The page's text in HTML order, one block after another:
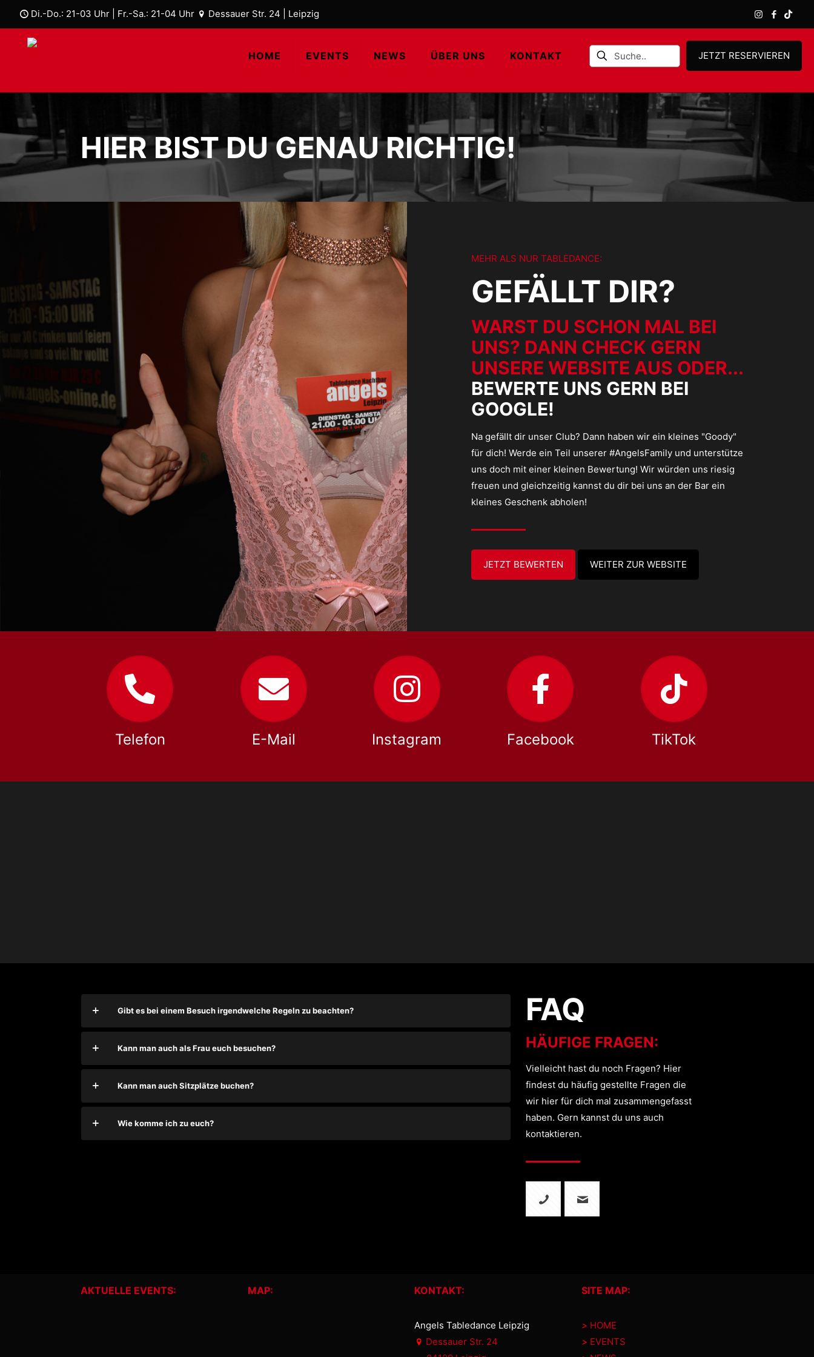
Di.-Do.: 21-03 Uhr | Fr.-Sa.: 21-04 Uhr Dessauer Str. 24 | Leipzig
HOME EVENTS NEWS ÜBER UNS KONTAKT JETZT RESERVIEREN
HIER BIST DU GENAU RICHTIG!
MEHR ALS NUR TABLEDANCE:
GEFÄLLT DIR?
WARST DU SCHON MAL BEI
UNS? DANN CHECK GERN
UNSERE WEBSITE AUS ODER...
BEWERTE UNS GERN BEI
GOOGLE!
Na gefällt dir unser Club? Dann haben wir ein kleines "Goody"
für dich! Werde ein Teil unserer #AngelsFamily und unterstütze
uns doch mit einer kleinen Bewertung! Wir würden uns riesig
freuen und gleichzeitig kannst du dir bei uns an der Bar ein
kleines Geschenk abholen!
JETZT BEWERTEN WEITER ZUR WEBSITE
Telefon E-Mail Instagram Facebook TikTok
Gibt es bei einem Besuch irgendwelche Regeln zu beachten?
Kann man auch als Frau euch besuchen?
Kann man auch Sitzplätze buchen?
Wie komme ich zu euch?
FAQ
HÄUFIGE FRAGEN:
Vielleicht hast du noch Fragen? Hier
findest du häufig gestellte Fragen die
wir hier für dich mal zusammengefasst
haben. Gern kannst du uns auch
kontaktieren.
AKTUELLE EVENTS: MAP: KONTAKT:
Angels Tabledance Leipzig
Dessauer Str. 24
SITE MAP:
> HOME
> EVENTS